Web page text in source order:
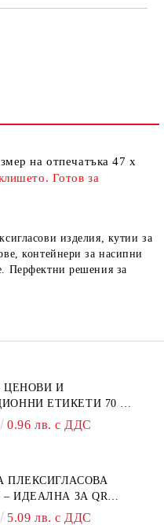
работния ден.
на отпечатъка 47 х
Готов за
изделия, кутии за
контейнери за насипни
Перфектни решения за
ЦЕНОВИ И
ЕТИКЕТИ 70 ×
0.96 лв. с ДДС
ПЛЕКСИГЛАСОВА
ИДЕАЛНА ЗА QR
5.09 лв. с ДДС